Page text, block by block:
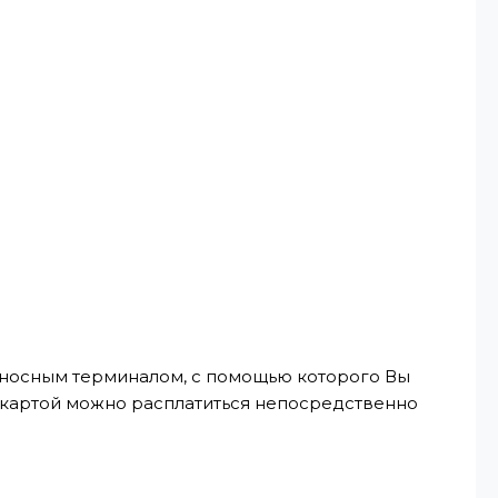
терминалом, с помощью которого Вы
можно расплатиться непосредственно